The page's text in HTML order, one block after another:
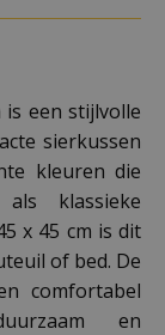
een stijlvolle
sierkussen
kleuren die
klassieke
x 45 cm is dit
of bed. De
comfortabel
en